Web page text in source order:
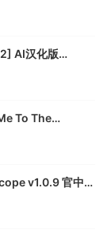
AI汉化版
To The
v1.0.9 官中